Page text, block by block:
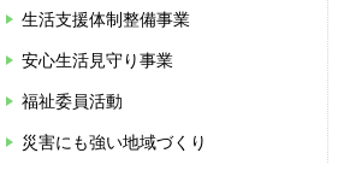
生活支援体制整備事業
安心生活見守り事業
福祉委員活動
災害にも強い地域づくり